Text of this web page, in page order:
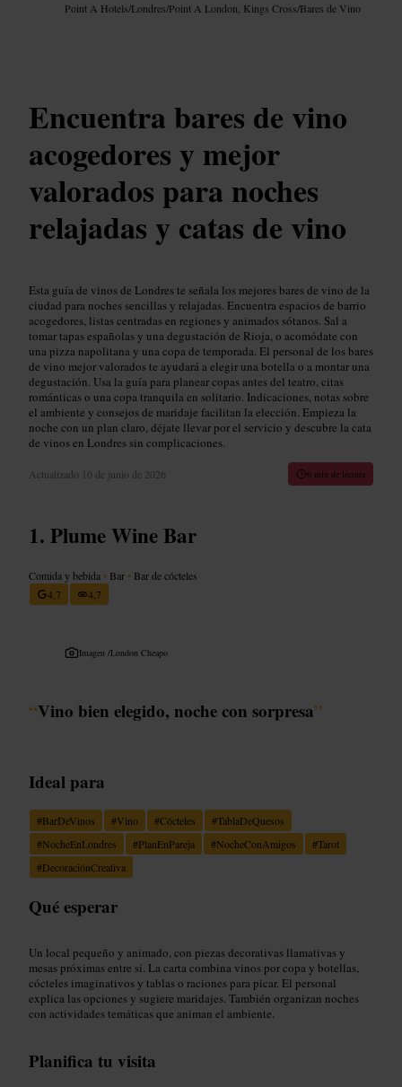
Point A Hotels/Londres/Point A London, Kings Cross/Bares de Vino
Encuentra bares de vino
acogedores y mejor
valorados para noches
relajadas y catas de vino
Esta guía de vinos de Londres te señala los mejores bares de vino de la
ciudad para noches sencillas y relajadas. Encuentra espacios de barrio
acogedores, listas centradas en regiones y animados sótanos. Sal a
tomar tapas españolas y una degustación de Rioja, o acomódate con
una pizza napolitana y una copa de temporada. El personal de los bares
de vino mejor valorados te ayudará a elegir una botella o a montar una
degustación. Usa la guía para planear copas antes del teatro, citas
románticas o una copa tranquila en solitario. Indicaciones, notas sobre
el ambiente y consejos de maridaje facilitan la elección. Empieza la
noche con un plan claro, déjate llevar por el servicio y descubre la cata
de vinos en Londres sin complicaciones.
Actualizado 10 de junio de 2026 6 min de lectura
Plume Wine Bar
Comida y bebida • Bar • Bar de cócteles
4,7
4,7
Imagen /London Cheapo
“Vino bien elegido, noche con sorpresa”
Ideal para
#BarDeVinos #Vino #Cócteles #TablaDeQuesos
#NocheEnLondres #PlanEnPareja #NocheConAmigos #Tarot
#DecoraciónCreativa
Qué esperar
Un local pequeño y animado, con piezas decorativas llamativas y
mesas próximas entre sí. La carta combina vinos por copa y botellas,
cócteles imaginativos y tablas o raciones para picar. El personal
explica las opciones y sugiere maridajes. También organizan noches
con actividades temáticas que animan el ambiente.
Planifica tu visita